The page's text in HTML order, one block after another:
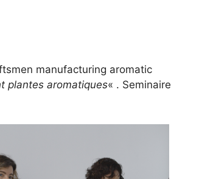
manufacturing aromatic
plantes aromatiques« . Seminaire